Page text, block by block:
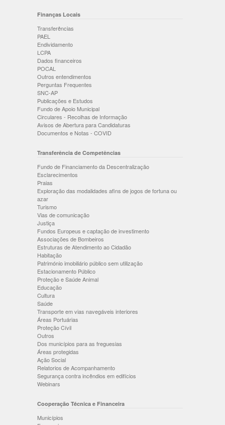
Finanças Locais
Transferências
PAEL
Endividamento
LCPA
Dados financeiros
POCAL
Outros entendimentos
Perguntas Frequentes
SNC-AP
Publicações e Estudos
Fundo de Apoio Municipal
Circulares - Recolhas de Informação
Avisos de Abertura para Candidaturas
Documentos e Notas - COVID
Transferência de Competências
Fundo de Financiamento da Descentralização
Esclarecimentos
Praias
Exploração das modalidades afins de jogos de fortuna ou
azar
Turismo
Vias de comunicação
Justiça
Fundos Europeus e captação de investimento
Associações de Bombeiros
Estruturas de Atendimento ao Cidadão
Habitação
Património imobiliário público sem utilização
Estacionamento Público
Proteção e Saúde Animal
Educação
Cultura
Saúde
Transporte em vias navegáveis interiores
Áreas Portuárias
Proteção Cívil
Outros
Dos municípios para as freguesias
Áreas protegidas
Ação Social
Relatorios de Acompanhamento
Segurança contra incêndios em edifícios
Webinars
Cooperação Técnica e Financeira
Municípios